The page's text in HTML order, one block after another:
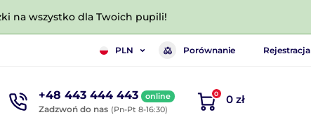
na wszystko dla Twoich pupili!
PLN Porównanie Rejestracja
+48 443 444 443 online
Zadzwoń do nas (Pn-Pt 8-16:30)
0 0 zł